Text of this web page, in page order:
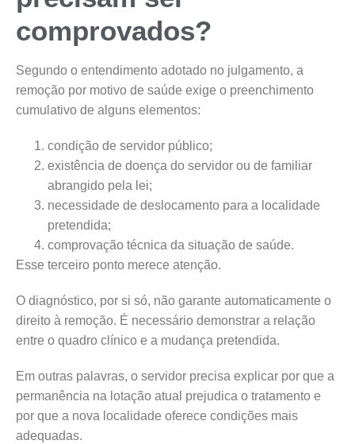
comprovados?
Segundo o entendimento adotado no julgamento, a
remoção por motivo de saúde exige o preenchimento
cumulativo de alguns elementos:
condição de servidor público;
existência de doença do servidor ou de familiar
abrangido pela lei;
necessidade de deslocamento para a localidade
pretendida;
comprovação técnica da situação de saúde.
Esse terceiro ponto merece atenção.
O diagnóstico, por si só, não garante automaticamente o
direito à remoção. É necessário demonstrar a relação
entre o quadro clínico e a mudança pretendida.
Em outras palavras, o servidor precisa explicar por que a
permanência na lotação atual prejudica o tratamento e
por que a nova localidade oferece condições mais
adequadas.